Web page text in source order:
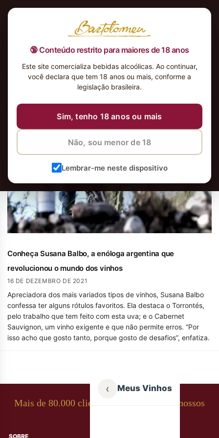
🔞 Conteúdo restrito para maiores de 18 anos
Este site comercializa bebidas alcoólicas. Ao continuar,
você declara que tem 18 anos ou mais, conforme a
legislação brasileira.
Sim, tenho 18 anos ou mais
Não, sou menor de 18
Lembrar-me neste dispositivo
suzana balbo
Conheça Susana Balbo, a enóloga argentina que
revolucionou o mundo dos vinhos
16 DE DEZEMBRO DE 2021
Apreciadora dos mais variados tipos de vinhos, Susana Balbo
confessa ter alguns rótulos favoritos. Ela destaca o Torrontés,
pelo trabalho que tem feito com esta uva; e o Cabernet
Sauvignon, um vinho exigente e que não permite erros. “Por
isso acho que gosto tanto, porque gosto de desafios”, enfatiza.
‹ Meus Vinhos
Mais de 80.000 clientes apaixonados por nossos
SOBRE